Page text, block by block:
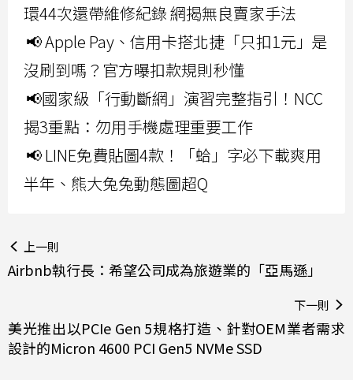
環44次還帶維修紀錄 網揭無良賣家手法
📢 Apple Pay、信用卡搭北捷「只扣1元」是
沒刷到嗎？官方曝扣款規則秒懂
📢國家級「行動斷網」演習完整指引！NCC
揭3重點：勿用手機處理重要工作
📢 LINE免費貼圖4款！「蛤」字必下載爽用
半年、熊大兔兔動態圖超Q
上一則
Airbnb執行長：希望公司成為旅遊業的「亞馬遜」
下一則
美光推出以PCIe Gen 5規格打造、針對OEM業者需求
設計的Micron 4600 PCI Gen5 NVMe SSD